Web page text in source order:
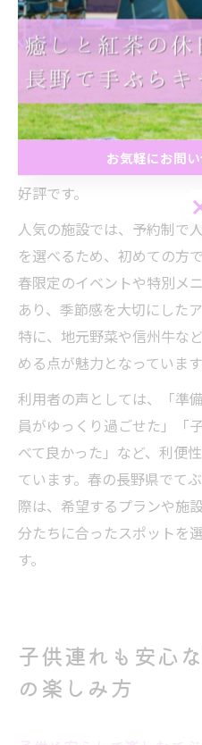
春の長野県で人気のてぶ
春の長野県で人気を集めて
ットは、豊かな自然環境と
に川辺や高原の施設は、開
ファミリーやグループに選
をふんだんに使ったメニュ
好評です。
人気の施設では、予約制で
を選べるため、初めての方
春限定のイベントや特別メ
あり、季節感を大切にした
特に、地元野菜や信州牛な
める点が魅力となっています
利用者の声としては、「準
員がゆっくり過ごせた」「
べて良かった」など、利便
ています。春の長野県でて
際は、希望するプランや施
分たちに合ったスポットを
す。
子供連れも安心
の楽しみ方
お気軽にお問
お気軽にお問